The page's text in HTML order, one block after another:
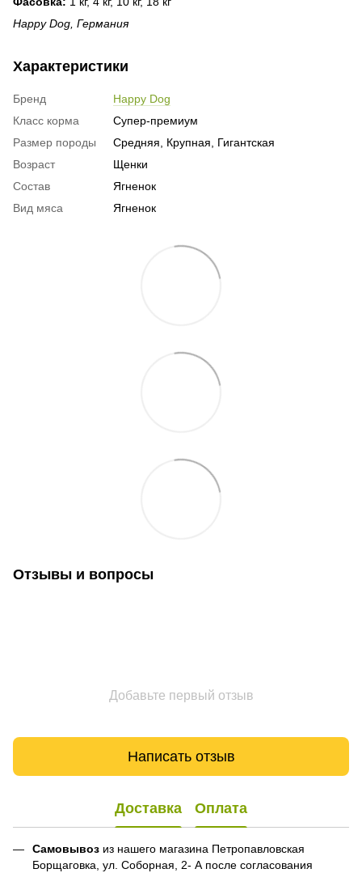
Happy Dog, Германия
Характеристики
Бренд
Happy Dog
Класс корма
Супер-премиум
Размер породы
Средняя, Крупная, Гигантская
Возраст
Щенки
Состав
Ягненок
Вид мяса
Ягненок
Отзывы и вопросы
Добавьте первый отзыв
Написать отзыв
Доставка Оплата
Самовывоз из нашего магазина Петропавловская
Борщаговка, ул. Соборная, 2- А после согласования